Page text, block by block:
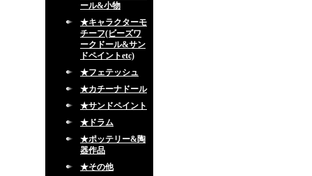
ール&小物
★キャラクターモ
チーフ(ビーズワ
ークドール&サン
ドペイントetc)
★フェテッシュ
★カチーナドール
★サンドペイント
★ドラム
★ポッテリー&陶
器作品
★その他